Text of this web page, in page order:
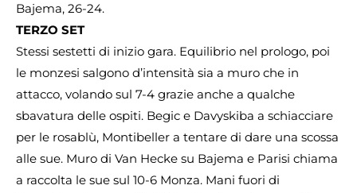
Bajema, 26-24.
TERZO SET
Stessi sestetti di inizio gara. Equilibrio nel prologo, poi
le monzesi salgono d’intensità sia a muro che in
attacco, volando sul 7-4 grazie anche a qualche
sbavatura delle ospiti. Begic e Davyskiba a schiacciare
per le rosablù, Montibeller a tentare di dare una scossa
alle sue. Muro di Van Hecke su Bajema e Parisi chiama
a raccolta le sue sul 10-6 Monza. Mani fuori di